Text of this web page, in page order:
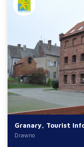
Granary, Tourist
Drawno